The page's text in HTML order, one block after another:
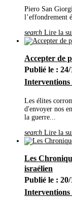
Avril
Mars
2019(42)
Août
Juin
Mai
Avril
Août
Juillet
Piero San
l’effondrement
search Lire la
Accepter de
Publié le :
Interventions
Les élites
d'envoyer nos
la guerre...
search Lire la
Les
israélien
Publié le :
Interventions